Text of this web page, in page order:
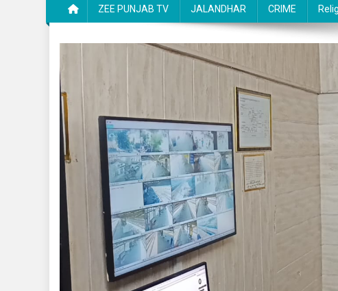
ZEE PUNJAB TV JALANDHAR CRIME